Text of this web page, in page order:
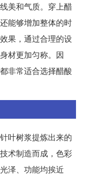
美和气质。穿上醋
能够增加整体的时
果，通过合理的设
材更加匀称。因
非常适合选择醋酸
叶树浆提炼出来的
术制造而成，色彩
泽、功能均挨近